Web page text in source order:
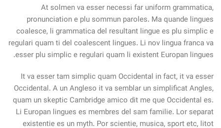
At solmen va esser necessi far uniform grammatica,
pronunciation e plu sommun paroles. Ma quande lingues
coalesce, li grammatica del resultant lingue es plu simplic e
regulari quam ti del coalescent lingues. Li nov lingua franca va
esser plu simplic e regulari quam li existent Europan lingues.
It va esser tam simplic quam Occidental in fact, it va esser
Occidental. A un Angleso it va semblar un simplificat Angles,
quam un skeptic Cambridge amico dit me que Occidental es.
Li Europan lingues es membres del sam familie. Lor separat
existentie es un myth. Por scientie, musica, sport etc, litot